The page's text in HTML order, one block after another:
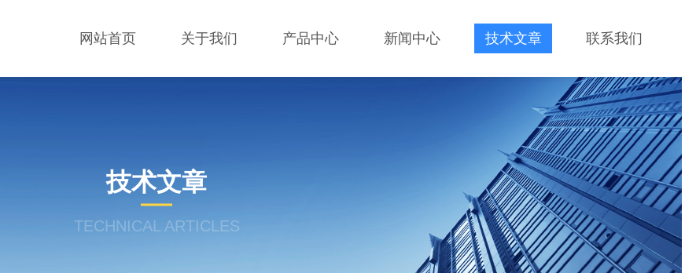
网站首页 关于我们 产品中心 新闻中心 技术文章 联系我们
技术文章
TECHNICAL ARTICLES